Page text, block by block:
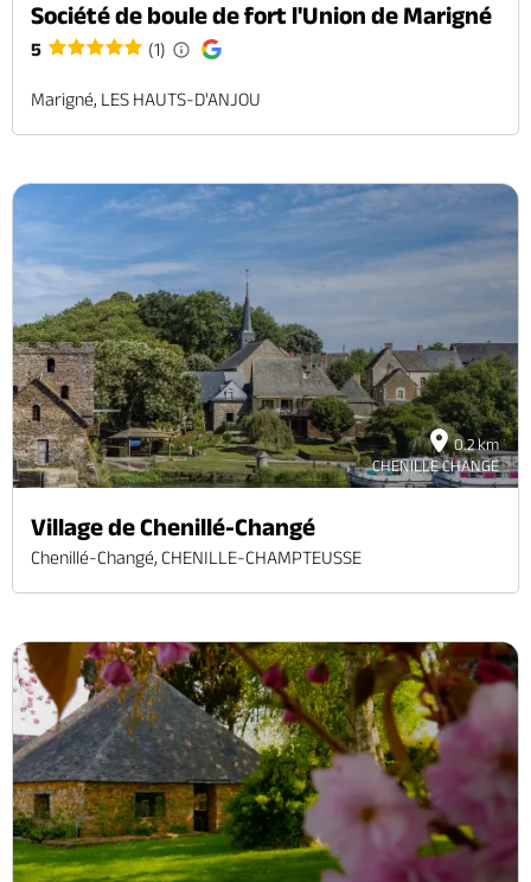
Société de boule de fort l'Union de Marigné
5 (1)
Marigné, LES HAUTS-D'ANJOU
0.2 km
CHENILLE CHANGE
Village de Chenillé-Changé
Chenillé-Changé, CHENILLE-CHAMPTEUSSE